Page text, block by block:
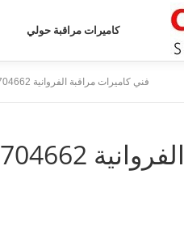
كاميرات مراقبة حولي
فني كاميرات مراقبة الفروانية 55704662 فني تركيب كاميرات